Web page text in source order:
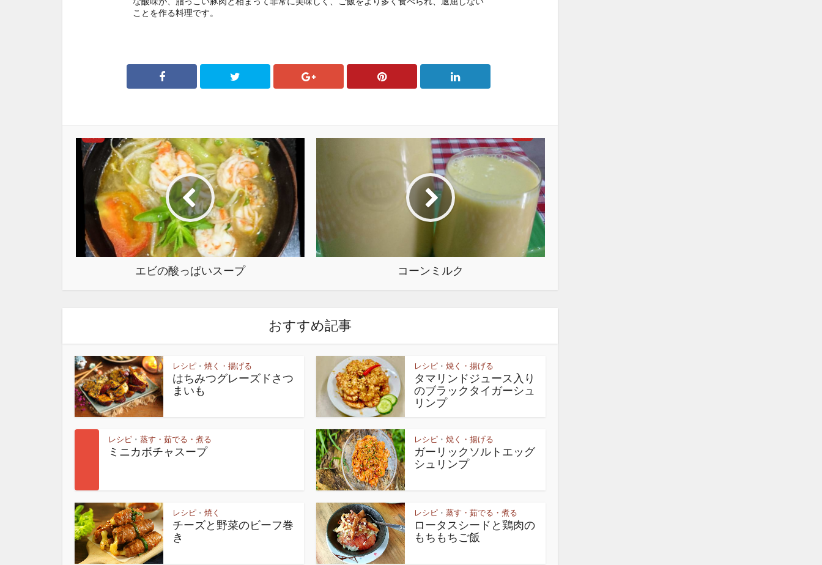
ことを作る料理です。
エビの酸っぱいスープ コーンミルク
おすすめ記事
レシピ • 焼く・揚げる
はちみつグレーズドさつ
まいも
レシピ • 焼く・揚げる
タマリンドジュース入り
のブラックタイガーシュ
リンプ
レシピ • 蒸す・茹でる・煮る
ミニカボチャスープ
レシピ • 焼く・揚げる
ガーリックソルトエッグ
シュリンプ
レシピ • 焼く
チーズと野菜のビーフ巻
き
レシピ • 蒸す・茹でる・煮る
ロータスシードと鶏肉の
もちもちご飯